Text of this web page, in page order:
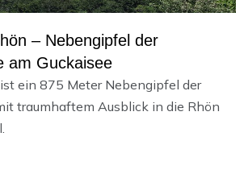
– Nebengipfel der
am Guckaisee
ein 875 Meter Nebengipfel der
traumhaftem Ausblick in die Rhön